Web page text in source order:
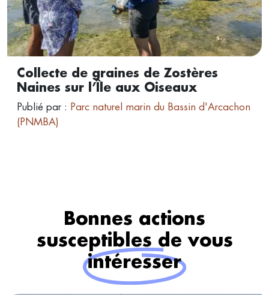
Collecte de graines de Zostères
Naines sur l’Île aux Oiseaux
Publié par : Parc naturel marin du Bassin d'Arcachon
(PNMBA)
Bonnes actions
susceptibles de vous
intéresser